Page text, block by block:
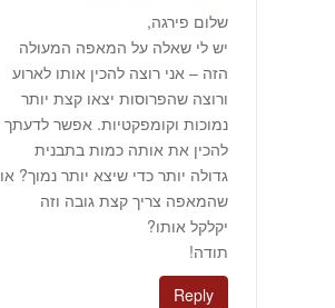
שלום פירגה,
יש לי שאלה על המאפה המעולה
הזה – אני רוצה להכין אותו לארוע
ורוצה שהפרוסות יצאו קצת יותר
נמוכות וקומפקטיות. אפשר לדעתך
להכין את אותה כמות בתבנית
גדולה יותר כדי שיצא יותר נמוך? או
שהמאפה צריך קצת גובה וזה
יקלקל אותו?
תודה!
Reply